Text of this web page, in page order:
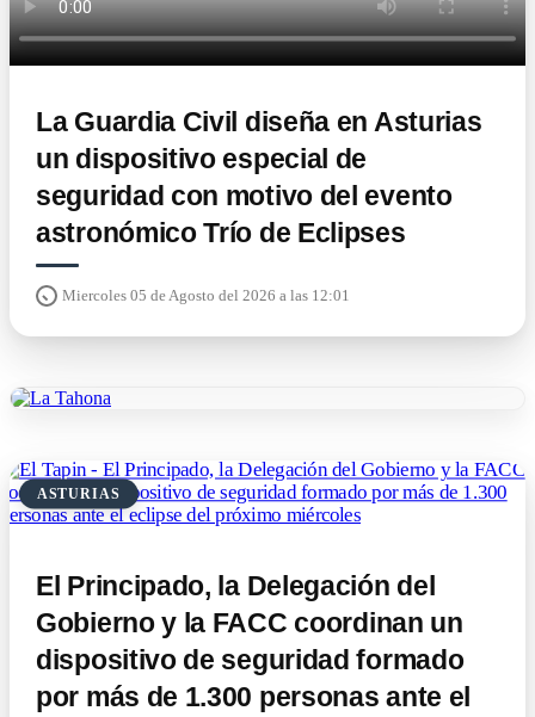
La Guardia Civil diseña en Asturias
un dispositivo especial de
seguridad con motivo del evento
astronómico Trío de Eclipses
Miercoles 05 de Agosto del 2026 a las 12:01
ASTURIAS
El Principado, la Delegación del
Gobierno y la FACC coordinan un
dispositivo de seguridad formado
por más de 1.300 personas ante el